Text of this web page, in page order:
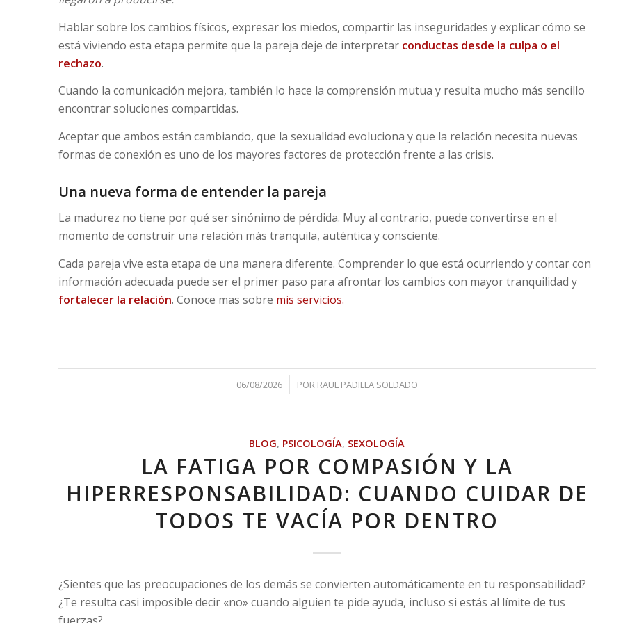
Hablar sobre los cambios físicos, expresar los miedos, compartir las inseguridades y explicar cómo se
está viviendo esta etapa permite que la pareja deje de interpretarconductas desde la culpa o el
rechazo.
Cuando la comunicación mejora, también lo hace la comprensión mutua y resulta mucho más sencillo
encontrar soluciones compartidas.
Aceptar que ambos están cambiando, que la sexualidad evoluciona y que la relación necesita nuevas
formas de conexión es uno de los mayores factores de protección frente a las crisis.
Una nueva forma de entender la pareja
La madurez no tiene por qué ser sinónimo de pérdida. Muy al contrario, puede convertirse en el
momento de construir una relación más tranquila, auténtica y consciente.
Cada pareja vive esta etapa de una manera diferente. Comprender lo que está ocurriendo y contar con
información adecuada puede ser el primer paso para afrontar los cambios con mayor tranquilidad y
fortalecer la relación. Conoce mas sobre mis servicios.
06/08/2026
/ POR RAUL PADILLA SOLDADO
BLOG, PSICOLOGÍA, SEXOLOGÍA
LA FATIGA POR COMPASIÓN Y LA
HIPERRESPONSABILIDAD: CUANDO CUIDAR DE
TODOS TE VACÍA POR DENTRO
¿Sientes que las preocupaciones de los demás se convierten automáticamente en tu responsabilidad?
¿Te resulta casi imposible decir «no» cuando alguien te pide ayuda, incluso si estás al límite de tus